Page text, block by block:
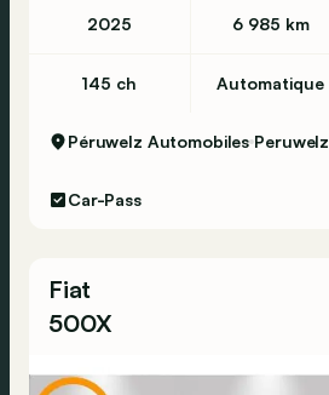
2025 6 985 km
145 ch Automatique
Péruwelz Automobiles Peruwelz
Car-Pass
Fiat
500X